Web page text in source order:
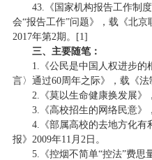
43.《国家机构报告工作制
会“报告工作”问题》，载《北京
2017年第2期。[1]
三、主要随笔：
1.《公民是中国人权进步
言〉通过60周年之际》，载《法
2.《莫以生命健康换发展》
3.《高校招生的网络民意》
4.《部属高校的去地方化有
报》2009年11月2日。
5.《控烟不简单“控法”费思